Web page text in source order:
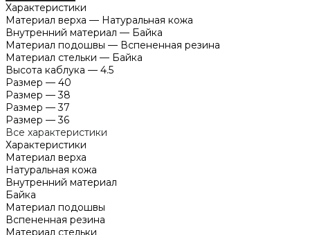
Характеристики
Материал верха — Натуральная кожа
Внутренний материал — Байка
Материал подошвы — Вспененная резина
Материал стельки — Байка
Высота каблука — 4.5
Размер — 40
Размер — 38
Размер — 37
Размер — 36
Все характеристики
Характеристики
Материал верха
Натуральная кожа
Внутренний материал
Байка
Материал подошвы
Вспененная резина
Материал стельки